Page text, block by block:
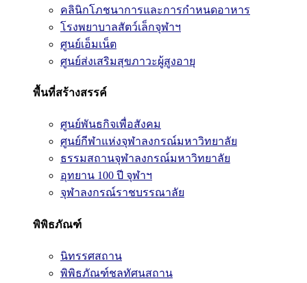
คลินิกโภชนาการและการกำหนดอาหาร
โรงพยาบาลสัตว์เล็กจุฬาฯ
ศูนย์เอ็มเน็ต
ศูนย์ส่งเสริมสุขภาวะผู้สูงอายุ
พื้นที่สร้างสรรค์
ศูนย์พันธกิจเพื่อสังคม
ศูนย์กีฬาแห่งจุฬาลงกรณ์มหาวิทยาลัย
ธรรมสถานจุฬาลงกรณ์มหาวิทยาลัย
อุทยาน 100 ปี จุฬาฯ
จุฬาลงกรณ์ราชบรรณาลัย
พิพิธภัณฑ์
นิทรรศสถาน
พิพิธภัณฑ์ชลทัศนสถาน